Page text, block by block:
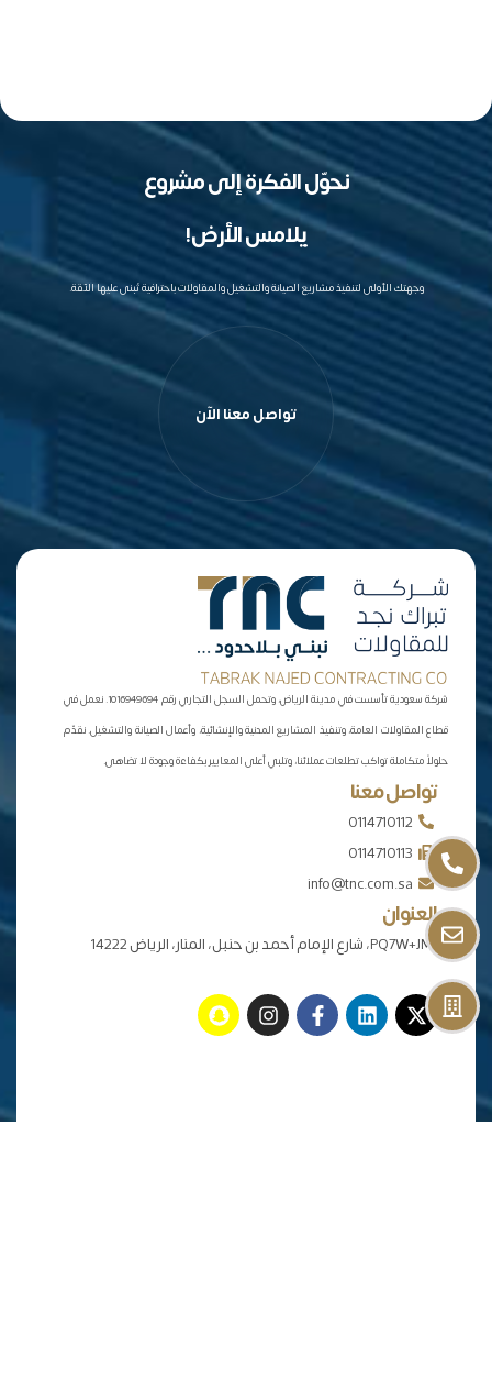
نحوّل الفكرة إلى مشروع
يلامس الأرض!
وجهتك الأولى لتنفيذ مشاريع الصيانة والتشغيل والمقاولات باحترافية تُبنى عليها الثقة.
تواصل معنا الآن
شركة سعودية تأسست في مدينة الرياض، وتحمل السجل التجاري رقم 1016949694. نعمل في
قطاع المقاولات العامة، وتنفيذ المشاريع المدنية والإنشائية، وأعمال الصيانة والتشغيل. نقدّم
حلولاً متكاملة تواكب تطلعات عملائنا، وتلبي أعلى المعايير بكفاءة وجودة لا تضاهى.
تواصل معنا
0114710112
0114710113
info@tnc.com.sa
العنوان
PQ7W+JMJ، شارع الإمام أحمد بن حنبل، المنار، الرياض 14222